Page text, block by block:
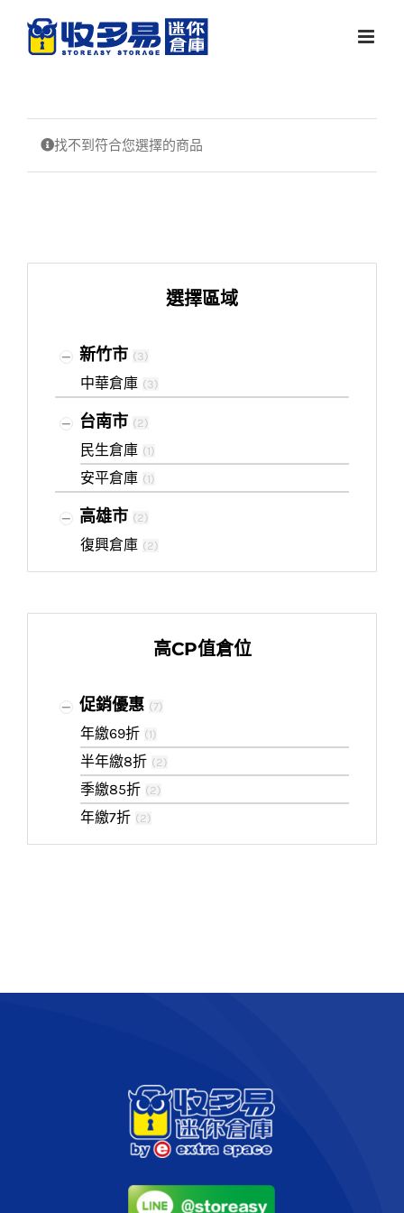
找不到符合您選擇的商品
選擇區域
新竹市 (3)
中華倉庫 (3)
台南市 (2)
民生倉庫 (1)
安平倉庫 (1)
高雄市 (2)
復興倉庫 (2)
高CP值倉位
促銷優惠 (7)
年繳69折 (1)
半年繳8折 (2)
季繳85折 (2)
年繳7折 (2)